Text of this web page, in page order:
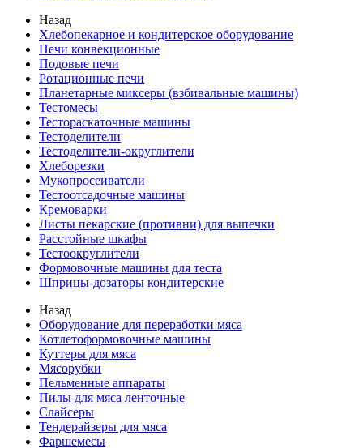
Назад
Хлебопекарное и кондитерское оборудование
Печи конвекционные
Подовые печи
Ротационные печи
Планетарные миксеры (взбивальные машины)
Тестомесы
Тестораскаточные машины
Тестоделители
Тестоделители-округлители
Хлеборезки
Мукопросеиватели
Тестоотсадочные машины
Кремоварки
Листы пекарские (противни) для выпечки
Расстойные шкафы
Тестоокруглители
Формовочные машины для теста
Шприцы-дозаторы кондитерские
Назад
Оборудование для переработки мяса
Котлетоформовочные машины
Куттеры для мяса
Мясорубки
Пельменные аппараты
Пилы для мяса ленточные
Слайсеры
Тендерайзеры для мяса
Фаршемесы